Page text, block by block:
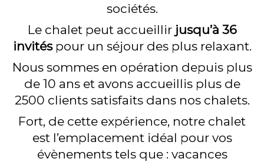
d
e
sociétés.
Le chalet peut accueillir jusqu’à 36
invitéspour un séjour des plus relaxant.
Nous sommes en opération depuis plus
de 10 ans et avons accueillis plus de
2500 clients satisfaits dans nos chalets.
Fort, de cette expérience, notre chalet
est l’emplacement idéal pour vos
évènements tels que : vacances